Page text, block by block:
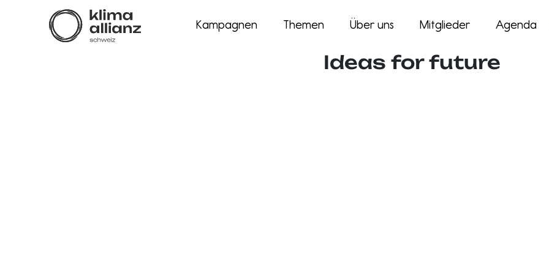
Kampagnen Themen Über uns Mitglieder Agenda
Ideas for future